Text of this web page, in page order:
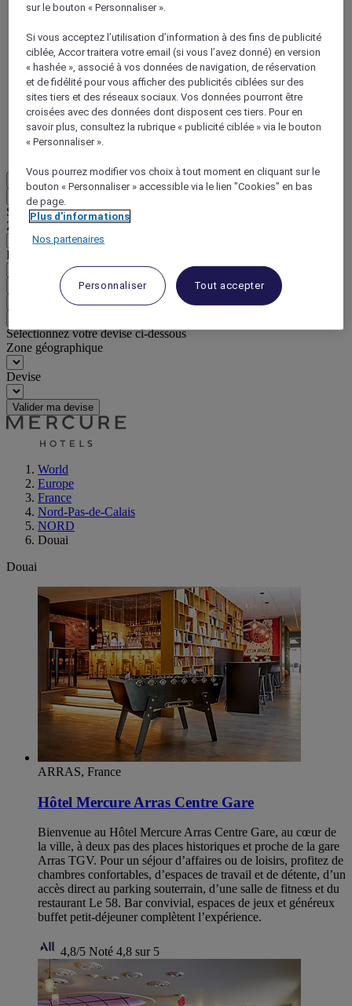
ALL Accor+ Voyager
15% de réduction toute l'annéesur vos séjours dans
+30 marques
DÉCOUVRIR
Retour
Sélectionnez votre zone et votre langue ci-dessous
Zone géographique
Pays/Région - Langue
Valider votre zone et votre langue
Sélectionnez votre devise ci-dessous
Zone géographique
Devise
Valider ma devise
World
Europe
France
Nord-Pas-de-Calais
NORD
Douai
Douai
ARRAS, France
Hôtel Mercure Arras Centre Gare
Bienvenue au Hôtel Mercure Arras Centre Gare, au cœur de
la ville, à deux pas des places historiques et proche de la gare
Arras TGV. Pour un séjour d’affaires ou de loisirs, profitez de
chambres confortables, d’espaces de travail et de détente, d’un
accès direct au parking souterrain, d’une salle de fitness et du
restaurant Le 58. Bar convivial, espaces de jeux et généreux
buffet petit-déjeuner complètent l’expérience.
4,8/5 Noté 4,8 sur 5
sur le bouton « Personnaliser ».
Si vous acceptez l’utilisation d’information à des fins de publicité
ciblée, Accor traitera votre email (si vous l’avez donné) en version
« hashée », associé à vos données de navigation, de réservation
et de fidélité pour vous afficher des publicités ciblées sur des
sites tiers et des réseaux sociaux. Vos données pourront être
croisées avec des données dont disposent ces tiers. Pour en
savoir plus, consultez la rubrique « publicité ciblée » via le bouton
« Personnaliser ».
Vous pourrez modifier vos choix à tout moment en cliquant sur le
bouton « Personnaliser » accessible via le lien "Cookies" en bas
de page.
Plus d'informations
Nos partenaires
Personnaliser Tout accepter